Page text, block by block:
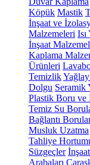
Köpük Mastik
İnşaat ve
Malzemeleri Isı
İnşaat
Kaplama
Ürünleri
Temizlik
Dolgu Seramik
Plastik Boru ve
Temiz Su
Bağlantı
Musluk Uzatma
Tahliye
Süzgeçler
Arabaları